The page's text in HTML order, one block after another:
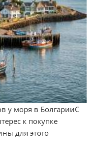
у моря в БолгарииС
к покупке
для этого